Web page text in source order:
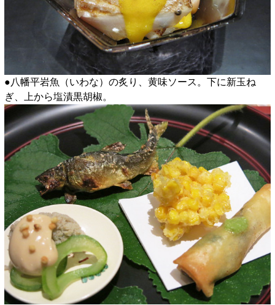
●八幡平岩魚（いわな）の炙り、黄味ソース。下に新玉ね
ぎ、上から塩漬黒胡椒。